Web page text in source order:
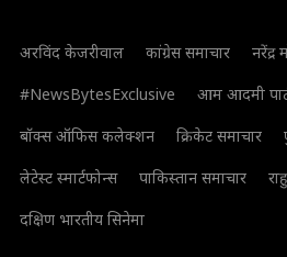
अरविंद केजरीवाल कांग्रेस समाचार नरेंद्र
#NewsBytesExclusive
आम आदमी
बॉक्स ऑफिस कलेक्शन
क्रिकेट समाचार
लेटेस्ट स्मार्टफोन्स
पाकिस्तान समाचार
दक्षिण भारतीय सिनेमा